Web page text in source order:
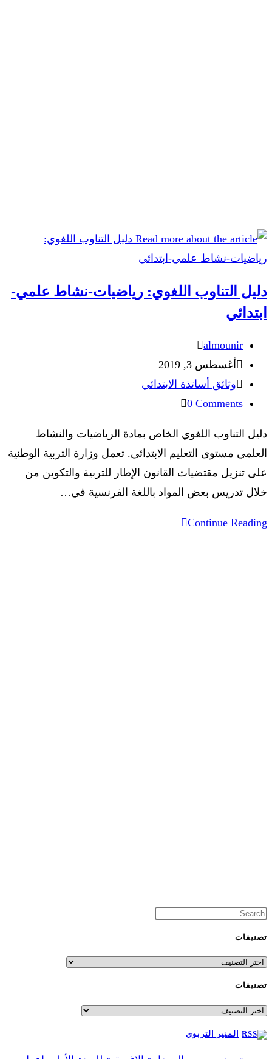
دليل التناوب اللغوي: رياضيات-نشاط علمي-
ابتدائي
Post
author:
almounir
Post
published:
أغسطس 3, 2019
Post
category:
وثائق أساتذة الابتدائي
Post
0 Comments
دليل التناوب اللغوي الخاص بمادة الرياضيات والنشاط
العلمي مستوى التعليم الابتدائي. تعمل وزارة التربية الوطنية
على تنزيل مقتضيات القانون الإطار للتربية والتكوين من
خلال تدريس بعض المواد باللغة الفرنسية في…
Continue Readingدليل
تصنيفات
تصنيفات
تصنيفات
تصنيفات
المنير التربوي